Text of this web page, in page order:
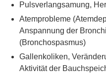
Pulsverlangsamung,
Atemprobleme
Anspannung der
(Bronchospasmus)
Gallenkoliken,
Aktivität der